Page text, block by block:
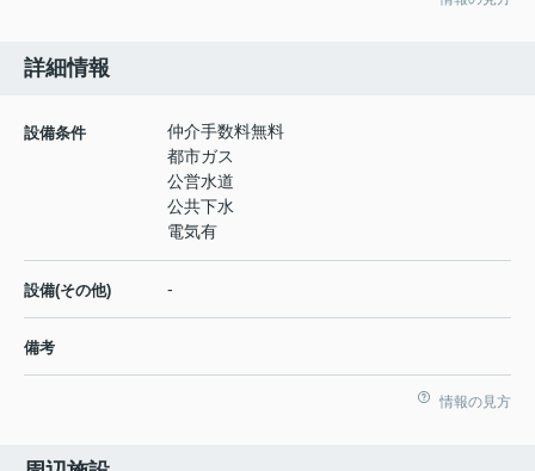
詳細情報
設備条件
仲介手数料無料
都市ガス
公営水道
公共下水
電気有
設備(その他) -
備考
情報の見方